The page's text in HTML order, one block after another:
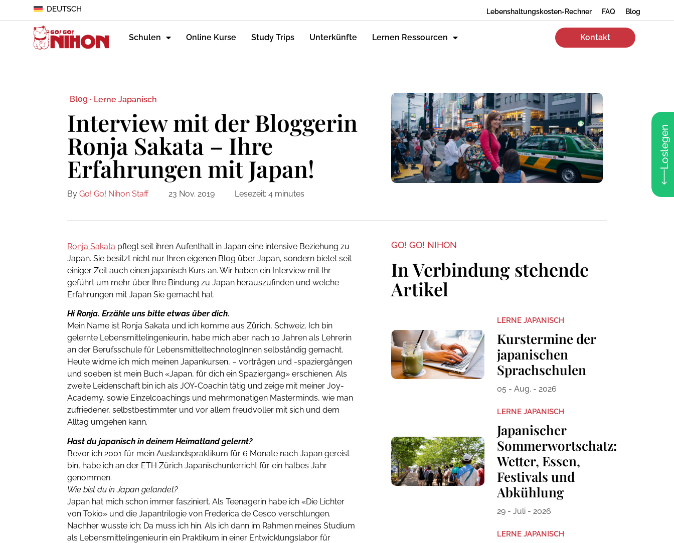
DEUTSCH Lebenshaltungskosten-Rechner FAQ Blog
Schulen Online Kurse Study Trips Unterkünfte Lernen Ressourcen Kontakt
Loslegen
Blog · Lerne Japanisch
Interview mit der Bloggerin
Ronja Sakata – Ihre
Erfahrungen mit Japan!
By Go! Go! Nihon Staff 23 Nov. 2019 Lesezeit: 4 minutes
Ronja Sakata pflegt seit ihren Aufenthalt in Japan eine intensive Beziehung zu
Japan. Sie besitzt nicht nur Ihren eigenen Blog über Japan, sondern bietet seit
einiger Zeit auch einen japanisch Kurs an. Wir haben ein Interview mit Ihr
geführt um mehr über Ihre Bindung zu Japan herauszufinden und welche
Erfahrungen mit Japan Sie gemacht hat.
Hi Ronja. Erzähle uns bitte etwas über dich.
Mein Name ist Ronja Sakata und ich komme aus Zürich, Schweiz. Ich bin
gelernte Lebensmittelingenieurin, habe mich aber nach 10 Jahren als Lehrerin
an der Berufsschule für LebensmitteltechnologInnen selbständig gemacht.
Heute widme ich mich meinen Japankursen, – vorträgen und -spaziergängen
und soeben ist mein Buch «Japan, für dich ein Spaziergang» erschienen. Als
zweite Leidenschaft bin ich als JOY-Coachin tätig und zeige mit meiner Joy-
Academy, sowie Einzelcoachings und mehrmonatigen Masterminds, wie man
zufriedener, selbstbestimmter und vor allem freudvoller mit sich und dem
Alltag umgehen kann.
Hast du japanisch in deinem Heimatland gelernt?
Bevor ich 2001 für mein Auslandspraktikum für 6 Monate nach Japan gereist
bin, habe ich an der ETH Zürich Japanischunterricht für ein halbes Jahr
genommen.
Wie bist du in Japan gelandet?
Japan hat mich schon immer fasziniert. Als Teenagerin habe ich «Die Lichter
von Tokio» und die Japantrilogie von Frederica de Cesco verschlungen.
Nachher wusste ich: Da muss ich hin. Als ich dann im Rahmen meines Studium
als Lebensmittelingenieurin ein Praktikum in einer Entwicklungslabor für
GO! GO! NIHON
In Verbindung stehende
Artikel
LERNE JAPANISCH
Kurstermine der
japanischen
Sprachschulen
05 - Aug. - 2026
LERNE JAPANISCH
Japanischer
Sommerwortschatz:
Wetter, Essen,
Festivals und
Abkühlung
29 - Juli - 2026
LERNE JAPANISCH